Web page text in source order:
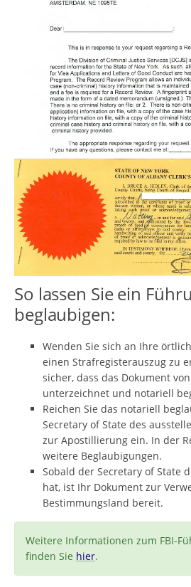
So lassen Sie ein
beglaubigen:
Wenden Sie sich an Ihre
einen Strafregisterauszug zu
sicher, dass das Dokument
unterzeichnet und notariell
Reichen Sie das notariell
Secretary of State des
zur Apostillierung ein. In der
weitere Beglaubigungen.
Sobald der Secretary of State
hat, ist Ihr Dokument zur
Bestimmungsland bereit.
Weitere Informationen zum FBI-
finden Sie hier.